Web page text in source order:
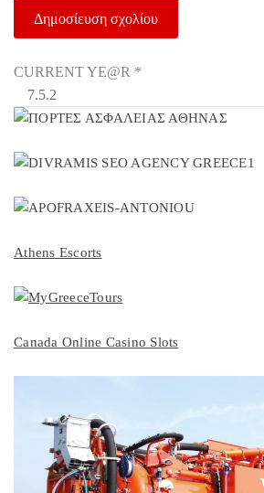
CURRENT YE@R *
Athens Escorts
Canada Online Casino Slots